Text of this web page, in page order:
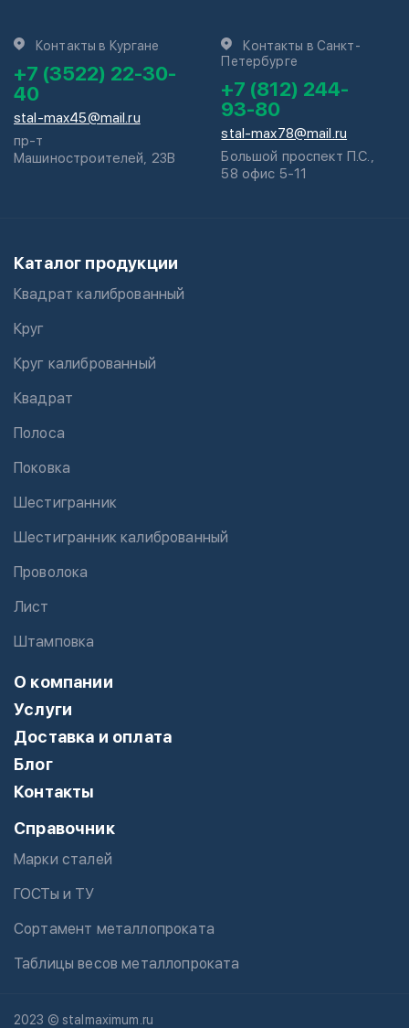
Контакты в Кургане
+7 (3522) 22-30-
40
stal-max45@mail.ru
пр-т
Машиностроителей, 23В
Контакты в Санкт-
Петербурге
+7 (812) 244-
93-80
stal-max78@mail.ru
Большой проспект П.С.,
58 офис 5-11
Каталог продукции
Квадрат калиброванный
Круг
Круг калиброванный
Квадрат
Полоса
Поковка
Шестигранник
Шестигранник калиброванный
Проволока
Лист
Штамповка
О компании
Услуги
Доставка и оплата
Блог
Контакты
Справочник
Марки сталей
ГОСТы и ТУ
Сортамент металлопроката
Таблицы весов металлопроката
2023 © stalmaximum.ru